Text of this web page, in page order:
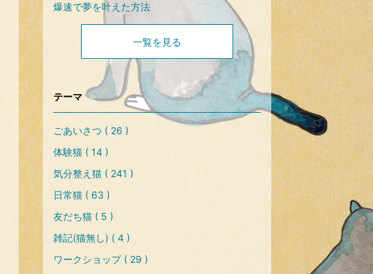
爆速で夢を叶えた方法
一覧を見る
テーマ
ごあいさつ ( 26 )
体験猫 ( 14 )
気分整え猫 ( 241 )
日常猫 ( 63 )
友だち猫 ( 5 )
雑記(猫無し) ( 4 )
ワークショップ ( 29 )